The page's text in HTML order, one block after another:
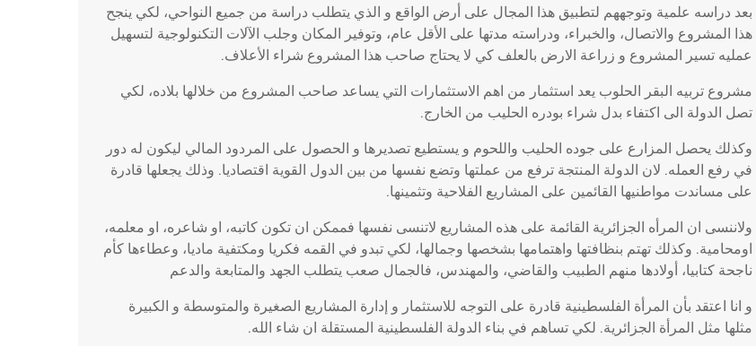
بعد دراسه علمية وتوجههم لتطبيق هذا المجال على أرض الواقع و الذي يتطلب دراسة من جميع النواحي، لكي ينجح
هذا المشروع والاتصال، والخبراء، ودراسته مدتها على الأقل عام، وتوفير المكان وجلب الآلات التكنولوجية لتسهيل
عمليه تسير المشروع و زراعة الارض بالعلف كي لا يحتاج صاحب هذا المشروع شراء الأعلاف.
مشروع تربيه البقر الحلوب يعد استثمار من اهم الاستثمارات التي يساعد صاحب المشروع من خلالها بلاده، لكي
تصل الدولة الى اكتفاء بدل شراء بودره الحليب من الخارج.
وكذلك يحصل المزارع على جوده الحليب واللحوم و يستطيع تصديرها و الحصول على المردود المالي ليكون له دور
في رفع العمله. لان الدولة المنتجة ترفع من عملتها وتضع نفسها من بين الدول القوية اقتصاديا. وذلك يجعلها قادرة
على مساندت مواطنيها القائمين على المشاريع الفلاحية وتثمينها.
ولاننسى ان المرأه الجزائرية القائمة على هذه المشاريع لاتنسى نفسها فممكن ان تكون كاتبه، او شاعره، او معلمه،
اومحامية. وكذلك تهتم بنظافتها واهتمامها بشخصها وجمالها، لكي تبدو في القمه فكريا ومكتفية ماديا، وعطاءها كأم
ناجحة كتابيا، أولادها منهم الطبيب والقاضي، والمهندس، فالجمال صعب يتطلب الجهد والمتابعة والدعم
و انا اعتقد بأن المرأة الفلسطينية قادرة على التوجه للاستثمار و إدارة المشاريع الصغيرة والمتوسطة و الكبيرة
مثلها مثل المرأة الجزائرية. لكي تساهم في بناء الدولة الفلسطينية المستقلة ان شاء الله.